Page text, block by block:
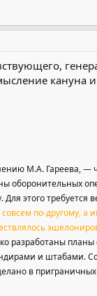
кануна
М.А. Гареева, —
оборонительных
этого требуется
по-другому, а
разработаны
и штабами.
в